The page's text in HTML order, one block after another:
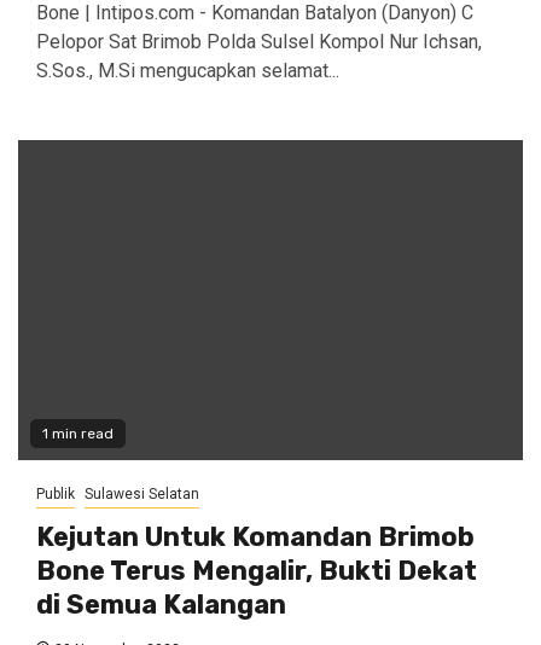
Bone | Intipos.com - Komandan Batalyon (Danyon) C
Pelopor Sat Brimob Polda Sulsel Kompol Nur Ichsan,
S.Sos., M.Si mengucapkan selamat...
1 min read
Publik Sulawesi Selatan
Kejutan Untuk Komandan Brimob
Bone Terus Mengalir, Bukti Dekat
di Semua Kalangan